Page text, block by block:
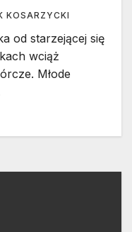
KOSARZYCKI
od starzejącej się
wciąż
Młode